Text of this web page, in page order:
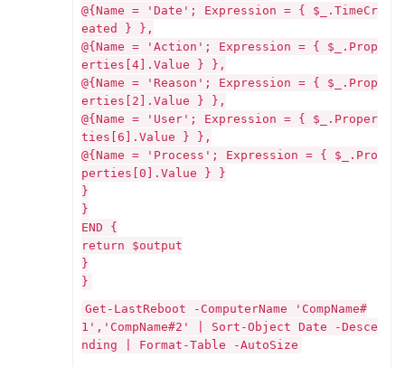
@{Name = 'Date'; Expression = { $_.TimeCr
eated } },
@{Name = 'Action'; Expression = { $_.Prop
erties[4].Value } },
@{Name = 'Reason'; Expression = { $_.Prop
erties[2].Value } },
@{Name = 'User'; Expression = { $_.Proper
ties[6].Value } },
@{Name = 'Process'; Expression = { $_.Pro
perties[0].Value } }
}
}
END {
return $output
}
}
Get-LastReboot -ComputerName 'CompName#
1','CompName#2' | Sort-Object Date -Desce
nding | Format-Table -AutoSize